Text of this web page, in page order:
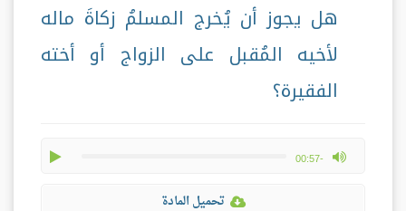
هل يجوز أن يُخرج المسلمُ زكاةَ ماله
لأخيه المُقبل على الزواج أو أخته
الفقيرة؟
-00:57
max volume
تحميل المادة